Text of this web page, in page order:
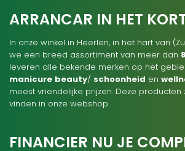
ARRANCAR IN HET
In onze winkel in Heerlen, in het hart van
we een breed assortiment van meer dan
leveren alle bekende merken op het
manicure beauty/ schoonheid en
meest vriendelijke prijzen. Deze producten
vinden in onze webshop.
FINANCIER NU JE